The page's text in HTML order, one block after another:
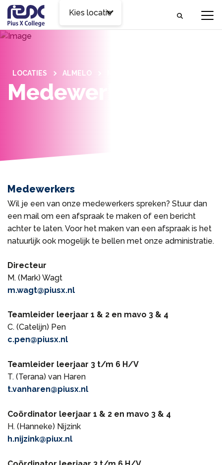
Kies locatie
LOCATIES ALMELO
Medewerkers
Medewerkers
Wil je een van onze medewerkers spreken? Stuur dan
een mail om een afspraak te maken of een bericht
achter te laten. Voor het maken van een afspraak is het
natuurlijk ook mogelijk te bellen met onze administratie.
Directeur
M. (Mark) Wagt
m.wagt@piusx.nl
Teamleider leerjaar 1 & 2 en mavo 3 & 4
C. (Catelijn) Pen
c.pen@piusx.nl
Teamleider leerjaar 3 t/m 6 H/V
T. (Terana) van Haren
t.vanharen@piusx.nl
Coördinator leerjaar 1 & 2 en mavo 3 & 4
H. (Hanneke) Nijzink
h.nijzink@piux.nl